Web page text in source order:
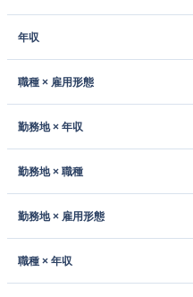
年収
職種 × 雇用形態
勤務地 × 年収
勤務地 × 職種
勤務地 × 雇用形態
職種 × 年収